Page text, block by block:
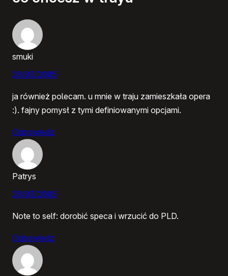
smuki
28/03/2005
ja również polecam. u mnie w traju zamieszkała opera
:). fajny pomysł z tymi definiowanymi opcjami.
Odpowiedz
Patrys
28/03/2005
Note to self: dorobić speca i wrzucić do PLD.
Odpowiedz